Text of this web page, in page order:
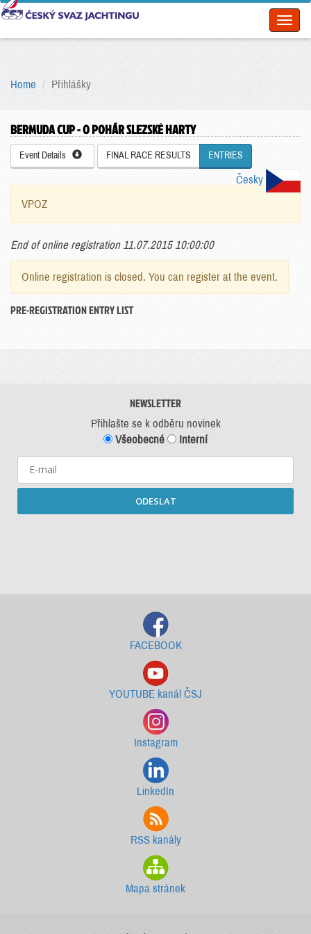
Home Přihlášky
BERMUDA CUP - O POHÁR SLEZSKÉ HARTY
Event Details FINAL RACE RESULTS ENTRIES
Česky
VPOZ
End of online registration 11.07.2015 10:00:00
Online registration is closed. You can register at the event.
PRE-REGISTRATION ENTRY LIST
NEWSLETTER
Přihlašte se k odběru novinek
Všeobecné
Interní
ODESLAT
FACEBOOK
YOUTUBE kanál ČSJ
Instagram
LinkedIn
RSS kanály
Mapa stránek